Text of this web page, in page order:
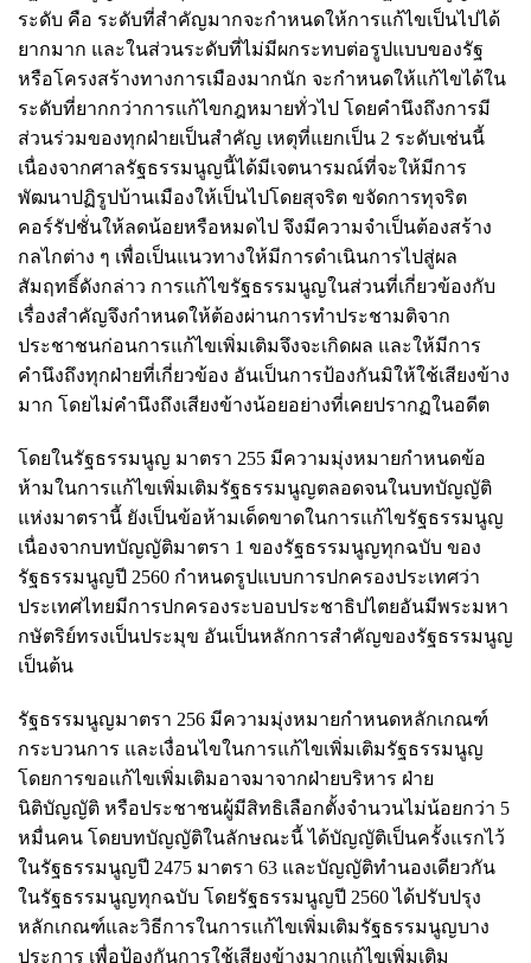
ระดับ คือ ระดับที่สำคัญมากจะกำหนดให้การแก้ไขเป็นไปได้
ยากมาก และในส่วนระดับที่ไม่มีผกระทบต่อรูปแบบของรัฐ
หรือโครงสร้างทางการเมืองมากนัก จะกำหนดให้แก้ไขได้ใน
ระดับที่ยากกว่าการแก้ไขกฎหมายทั่วไป โดยคำนึงถึงการมี
ส่วนร่วมของทุกฝ่ายเป็นสำคัญ เหตุที่แยกเป็น 2 ระดับเช่นนี้
เนื่องจากศาลรัฐธรรมนูญนี้ได้มีเจตนารมณ์ที่จะให้มีการ
พัฒนาปฏิรูปบ้านเมืองให้เป็นไปโดยสุจริต ขจัดการทุจริต
คอร์รัปชั่นให้ลดน้อยหรือหมดไป จึงมีความจำเป็นต้องสร้าง
กลไกต่าง ๆ เพื่อเป็นแนวทางให้มีการดำเนินการไปสู่ผล
สัมฤทธิ์ดังกล่าว การแก้ไขรัฐธรรมนูญในส่วนที่เกี่ยวข้องกับ
เรื่องสำคัญจึงกำหนดให้ต้องผ่านการทำประชามติจาก
ประชาชนก่อนการแก้ไขเพิ่มเติมจึงจะเกิดผล และให้มีการ
คำนึงถึงทุกฝ่ายที่เกี่ยวข้อง อันเป็นการป้องกันมิให้ใช้เสียงข้าง
มาก โดยไม่คำนึงถึงเสียงข้างน้อยอย่างที่เคยปรากฏในอดีต
โดยในรัฐธรรมนูญ มาตรา 255 มีความมุ่งหมายกำหนดข้อ
ห้ามในการแก้ไขเพิ่มเติมรัฐธรรมนูญตลอดจนในบทบัญญัติ
แห่งมาตรานี้ ยังเป็นข้อห้ามเด็ดขาดในการแก้ไขรัฐธรรมนูญ
เนื่องจากบทบัญญัติมาตรา 1 ของรัฐธรรมนูญทุกฉบับ ของ
รัฐธรรมนูญปี 2560 กำหนดรูปแบบการปกครองประเทศว่า
ประเทศไทยมีการปกครองระบอบประชาธิปไตยอันมีพระมหา
กษัตริย์ทรงเป็นประมุข อันเป็นหลักการสำคัญของรัฐธรรมนูญ
เป็นต้น
รัฐธรรมนูญมาตรา 256 มีความมุ่งหมายกำหนดหลักเกณฑ์
กระบวนการ และเงื่อนไขในการแก้ไขเพิ่มเติมรัฐธรรมนูญ
โดยการขอแก้ไขเพิ่มเติมอาจมาจากฝ่ายบริหาร ฝ่าย
นิติบัญญัติ หรือประชาชนผู้มีสิทธิเลือกตั้งจำนวนไม่น้อยกว่า 5
หมื่นคน โดยบทบัญญัติในลักษณะนี้ ได้บัญญัติเป็นครั้งแรกไว้
ในรัฐธรรมนูญปี 2475 มาตรา 63 และบัญญัติทำนองเดียวกัน
ในรัฐธรรมนูญทุกฉบับ โดยรัฐธรรมนูญปี 2560 ได้ปรับปรุง
หลักเกณฑ์และวิธีการในการแก้ไขเพิ่มเติมรัฐธรรมนูญบาง
ประการ เพื่อป้องกันการใช้เสียงข้างมากแก้ไขเพิ่มเติม